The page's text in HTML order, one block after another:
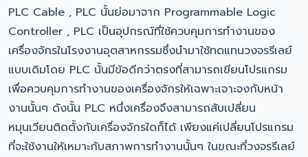
PLC Cable , PLC นั้นย่อมาจาก Programmable Logic
Controller , PLC เป็นอุปกรณ์ที่ใช้ควบคุมการทำงานของ
เครื่องจักรในโรงงานอุตสาหกรรมซึ่งนำมาใช้ทดแทนวงจรรีเลย์
แบบเดิมโดย PLC นั้นมีข้อดีกว่าตรงที่สามารถเขียนโปรแกรม
เพื่อควบคุมการทำงานของเครื่องจักรให้เฉพาะเจาะจงกับหน้า
งานนั้นๆ ดังนั้น PLC หนึ่งเครื่องจึงสามารถสับเปลี่ยน
หมุนเวียนติดตั้งกับเครื่องจักรใดก็ได้ เพียงแค่เปลี่ยนโปรแกรม
ที่จะใช้งานให้เหมาะกับสภาพการทำงานนั้นๆ ในขณะที่วงจรรีเลย์